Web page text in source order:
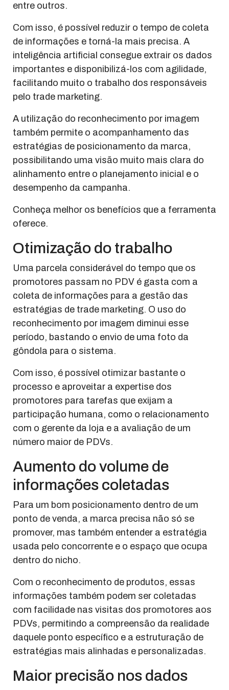
entre outros.
Com isso, é possível reduzir o tempo de coleta
de informações e torná-la mais precisa. A
inteligência artificial consegue extrair os dados
importantes e disponibilizá-los com agilidade,
facilitando muito o trabalho dos responsáveis
pelo trade marketing.
A utilização do reconhecimento por imagem
também permite o acompanhamento das
estratégias de posicionamento da marca,
possibilitando uma visão muito mais clara do
alinhamento entre o planejamento inicial e o
desempenho da campanha.
Conheça melhor os benefícios que a ferramenta
oferece.
Otimização do trabalho
Uma parcela considerável do tempo que os
promotores passam no PDV é gasta com a
coleta de informações para a gestão das
estratégias de trade marketing. O uso do
reconhecimento por imagem diminui esse
período, bastando o envio de uma foto da
gôndola para o sistema.
Com isso, é possível otimizar bastante o
processo e aproveitar a expertise dos
promotores para tarefas que exijam a
participação humana, como o relacionamento
com o gerente da loja e a avaliação de um
número maior de PDVs.
Aumento do volume de
informações coletadas
Para um bom posicionamento dentro de um
ponto de venda, a marca precisa não só se
promover, mas também entender a estratégia
usada pelo concorrente e o espaço que ocupa
dentro do nicho.
Com o reconhecimento de produtos, essas
informações também podem ser coletadas
com facilidade nas visitas dos promotores aos
PDVs, permitindo a compreensão da realidade
daquele ponto específico e a estruturação de
estratégias mais alinhadas e personalizadas.
Maior precisão nos dados